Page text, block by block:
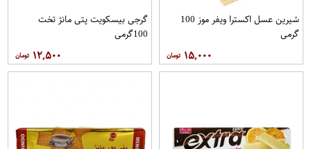
شیرین عسل اکسترا ویفر موز 100
گرمی
۱۵,۰۰۰
گرجی بیسکویت پتی مانژ تخت
100گرمی
۱۲,۵۰۰